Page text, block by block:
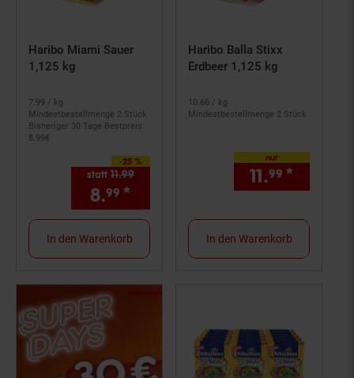
Haribo Miami Sauer
1,125 kg
7.99 / kg
Mindestbestellmenge 2 Stück
Bisheriger 30 Tage Bestpreis:
8.99€
-25 %
Sie Sparen 25 Prozent,
statt 11.99
8.99 * Aktueller Preis: 8,99€
In den Warenkorb
Haribo Balla Stixx
Erdbeer 1,125 kg
10.66 / kg
Mindestbestellmenge 2 Stück
nur
11.99 *
In den Warenkorb